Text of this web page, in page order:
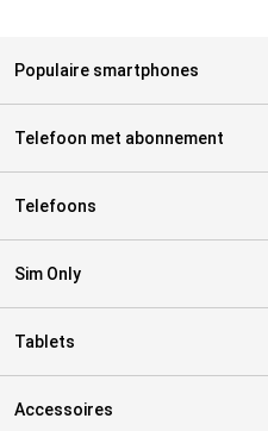
Populaire smartphones
Telefoon met abonnement
Telefoons
Sim Only
Tablets
Accessoires